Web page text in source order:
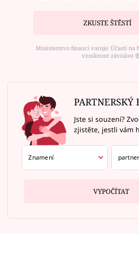
ZKUSTE ŠTĚSTÍ
Ministerstvo financí varuje: Účastí na
vzniknout závislost
PARTNERSKÝ
Jste si souzení?
zjistěte, jestli vám
VYPOČÍTAT